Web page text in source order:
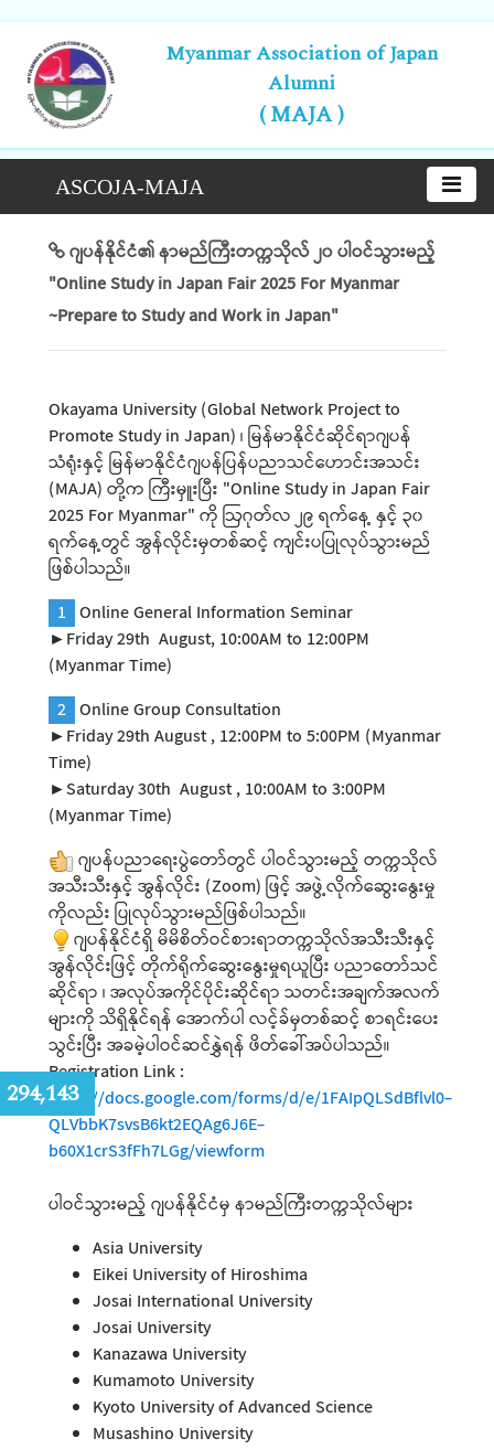
Myanmar Association of Japan
Alumni
( MAJA )
ASCOJA-MAJA
ဂျပန်နိုင်ငံ၏ နာမည်ကြီးတက္ကသိုလ် ၂၀ ပါဝင်သွားမည့်
"Online Study in Japan Fair 2025 For Myanmar
~Prepare to Study and Work in Japan"
Okayama University (Global Network Project to
Promote Study in Japan) ၊ မြန်မာနိုင်ငံဆိုင်ရာဂျပန်
သံရုံးနှင့် မြန်မာနိုင်ငံဂျပန်ပြန်ပညာသင်ဟောင်းအသင်း
(MAJA) တို့က ကြီးမှူးပြီး "Online Study in Japan Fair
2025 For Myanmar" ကို ဩဂုတ်လ ၂၉ ရက်နေ့ နှင့် ၃၀
ရက်နေ့တွင် အွန်လိုင်းမှတစ်ဆင့် ကျင်းပပြုလုပ်သွားမည်
ဖြစ်ပါသည်။
1 Online General Information Seminar
►Friday 29th August, 10:00AM to 12:00PM
(Myanmar Time)
2 Online Group Consultation
►Friday 29th August , 12:00PM to 5:00PM (Myanmar
Time)
►Saturday 30th August , 10:00AM to 3:00PM
(Myanmar Time)
ဂျပန်ပညာရေးပွဲတော်တွင် ပါဝင်သွားမည့် တက္ကသိုလ်
အသီးသီးနှင့် အွန်လိုင်း (Zoom) ဖြင့် အဖွဲ့လိုက်ဆွေးနွေးမှု
ကိုလည်း ပြုလုပ်သွားမည်ဖြစ်ပါသည်။
ဂျပန်နိုင်ငံရှိ မိမိစိတ်ဝင်စားရာတက္ကသိုလ်အသီးသီးနှင့်
အွန်လိုင်းဖြင့် တိုက်ရိုက်ဆွေးနွေးမှုရယူပြီး ပညာတော်သင်
ဆိုင်ရာ ၊ အလုပ်အကိုင်ပိုင်းဆိုင်ရာ သတင်းအချက်အလက်
များကို သိရှိနိုင်ရန် အောက်ပါ လင့်ခ်မှတစ်ဆင့် စာရင်းပေး
သွင်းပြီး အခမဲ့ပါဝင်ဆင်နွှဲရန် ဖိတ်ခေါ်အပ်ပါသည်။
Registration Link :
https://docs.google.com/forms/d/e/1FAIpQLSdBflvl0-
QLVbbK7svsB6kt2EQAg6J6E-
b60X1crS3fFh7LGg/viewform
ပါဝင်သွားမည့် ဂျပန်နိုင်ငံမှ နာမည်ကြီးတက္ကသိုလ်များ
Asia University
Eikei University of Hiroshima
Josai International University
Josai University
Kanazawa University
Kumamoto University
Kyoto University of Advanced Science
Musashino University
294,143